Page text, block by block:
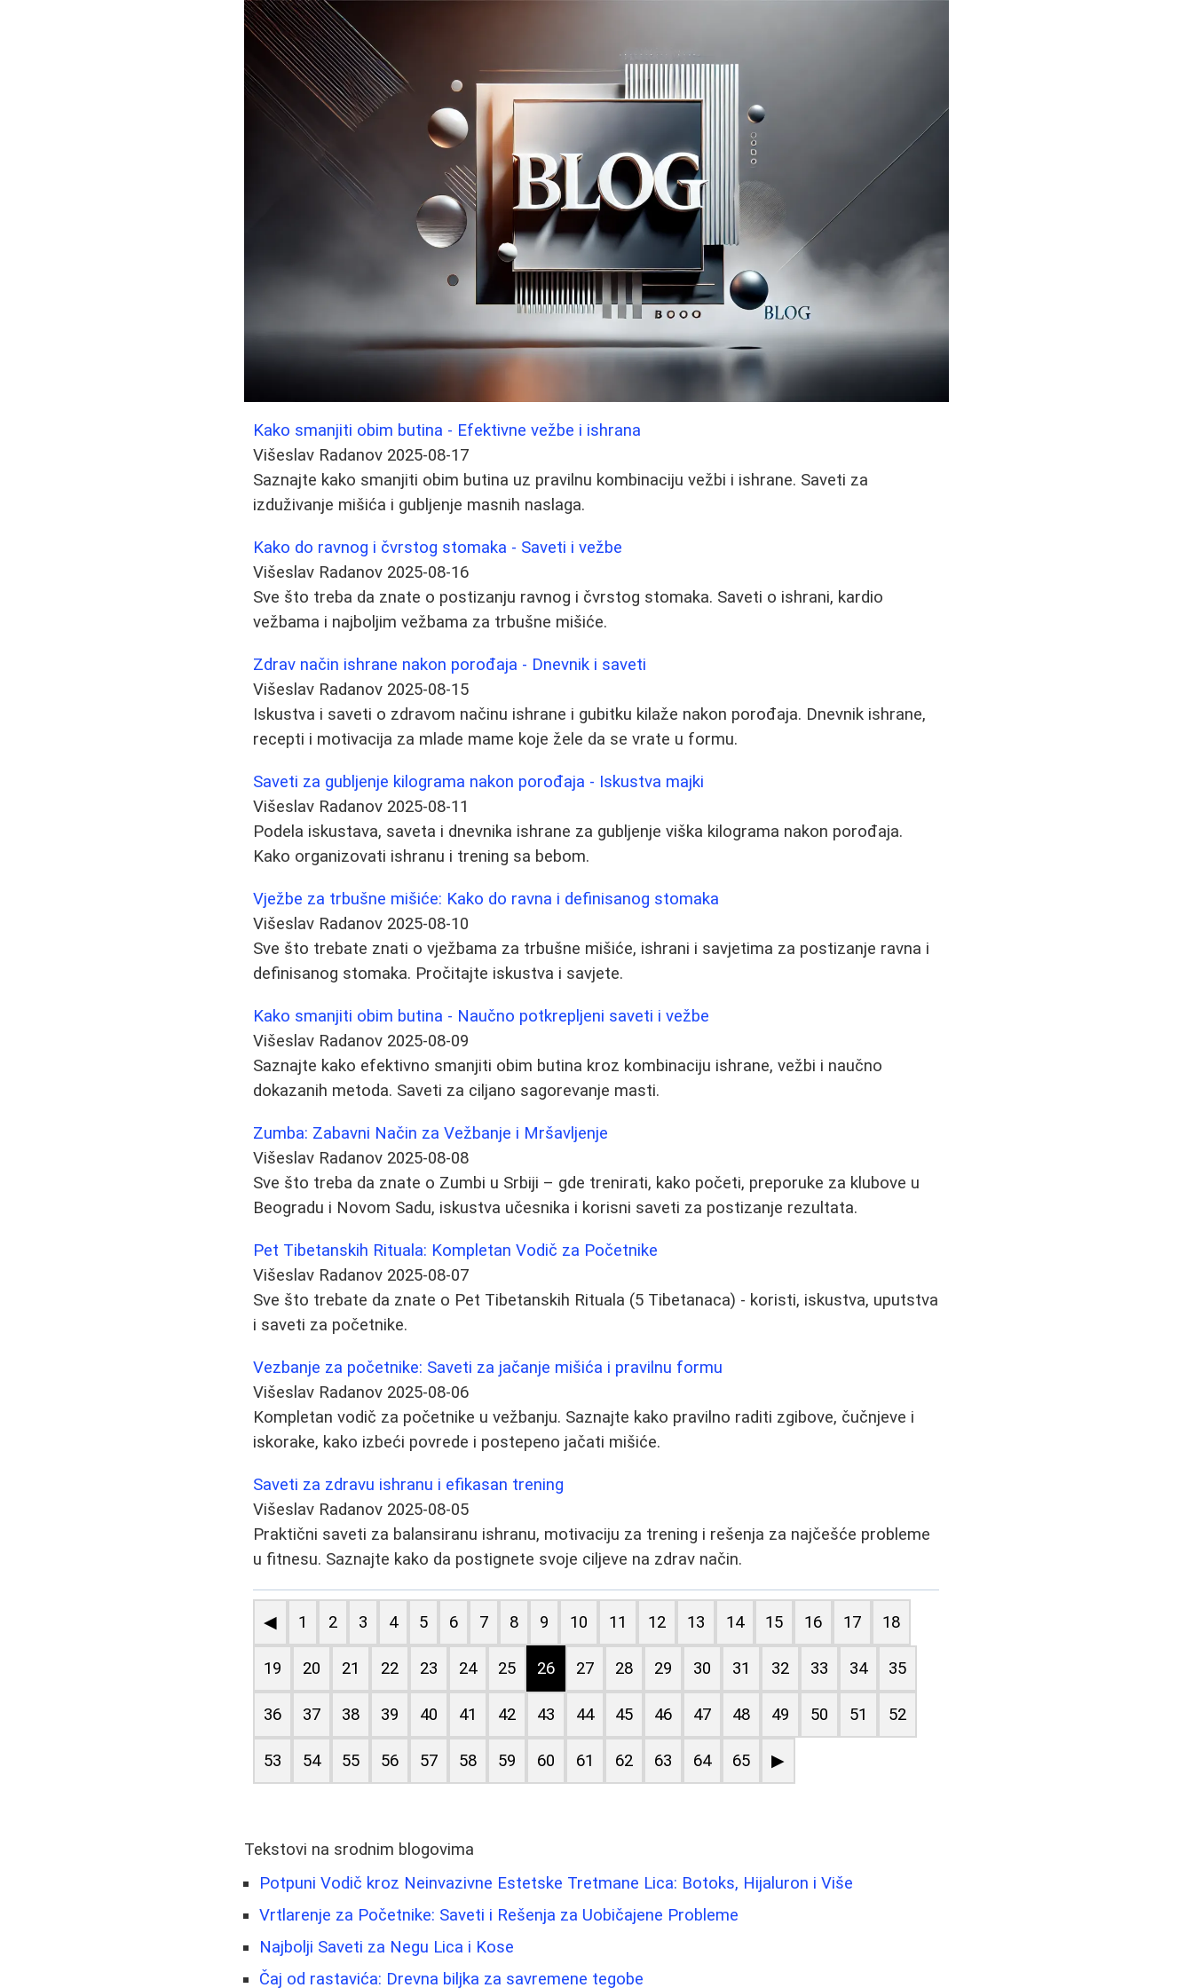
Kako smanjiti obim butina - Efektivne vežbe i ishrana
Višeslav Radanov 2025-08-17
Saznajte kako smanjiti obim butina uz pravilnu kombinaciju vežbi i ishrane. Saveti za
izduživanje mišića i gubljenje masnih naslaga.
Kako do ravnog i čvrstog stomaka - Saveti i vežbe
Višeslav Radanov 2025-08-16
Sve što treba da znate o postizanju ravnog i čvrstog stomaka. Saveti o ishrani, kardio
vežbama i najboljim vežbama za trbušne mišiće.
Zdrav način ishrane nakon porođaja - Dnevnik i saveti
Višeslav Radanov 2025-08-15
Iskustva i saveti o zdravom načinu ishrane i gubitku kilaže nakon porođaja. Dnevnik ishrane,
recepti i motivacija za mlade mame koje žele da se vrate u formu.
Saveti za gubljenje kilograma nakon porođaja - Iskustva majki
Višeslav Radanov 2025-08-11
Podela iskustava, saveta i dnevnika ishrane za gubljenje viška kilograma nakon porođaja.
Kako organizovati ishranu i trening sa bebom.
Vježbe za trbušne mišiće: Kako do ravna i definisanog stomaka
Višeslav Radanov 2025-08-10
Sve što trebate znati o vježbama za trbušne mišiće, ishrani i savjetima za postizanje ravna i
definisanog stomaka. Pročitajte iskustva i savjete.
Kako smanjiti obim butina - Naučno potkrepljeni saveti i vežbe
Višeslav Radanov 2025-08-09
Saznajte kako efektivno smanjiti obim butina kroz kombinaciju ishrane, vežbi i naučno
dokazanih metoda. Saveti za ciljano sagorevanje masti.
Zumba: Zabavni Način za Vežbanje i Mršavljenje
Višeslav Radanov 2025-08-08
Sve što treba da znate o Zumbi u Srbiji – gde trenirati, kako početi, preporuke za klubove u
Beogradu i Novom Sadu, iskustva učesnika i korisni saveti za postizanje rezultata.
Pet Tibetanskih Rituala: Kompletan Vodič za Početnike
Višeslav Radanov 2025-08-07
Sve što trebate da znate o Pet Tibetanskih Rituala (5 Tibetanaca) - koristi, iskustva, uputstva
i saveti za početnike.
Vezbanje za početnike: Saveti za jačanje mišića i pravilnu formu
Višeslav Radanov 2025-08-06
Kompletan vodič za početnike u vežbanju. Saznajte kako pravilno raditi zgibove, čučnjeve i
iskorake, kako izbeći povrede i postepeno jačati mišiće.
Saveti za zdravu ishranu i efikasan trening
Višeslav Radanov 2025-08-05
Praktični saveti za balansiranu ishranu, motivaciju za trening i rešenja za najčešće probleme
u fitnesu. Saznajte kako da postignete svoje ciljeve na zdrav način.
◀ 1 2 3 4 5 6 7 8 9 10 11 12 13 14 15 16 17 18
19 20 21 22 23 24 25 26 27 28 29 30 31 32 33 34 35
36 37 38 39 40 41 42 43 44 45 46 47 48 49 50 51 52
53 54 55 56 57 58 59 60 61 62 63 64 65 ▶
Tekstovi na srodnim blogovima
Potpuni Vodič kroz Neinvazivne Estetske Tretmane Lica: Botoks, Hijaluron i Više
Vrtlarenje za Početnike: Saveti i Rešenja za Uobičajene Probleme
Najbolji Saveti za Negu Lica i Kose
Čaj od rastavića: Drevna biljka za savremene tegobe